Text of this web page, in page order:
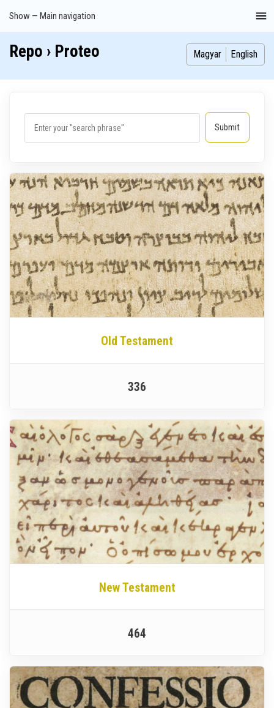
Main
navigation
Show — Main navigation
Index
Publications
Theses
Images
Contributors
Repo › Proteo Magyar English
Old Testament
336
New Testament
464